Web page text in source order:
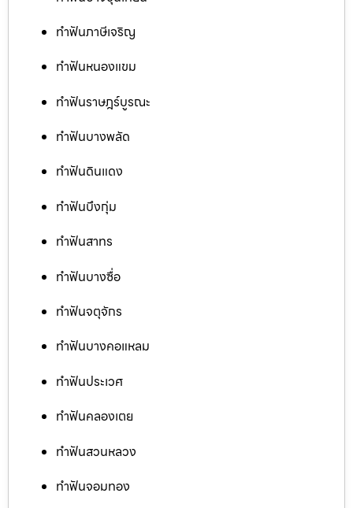
ทำฟันภาษีเจริญ
ทำฟันหนองแขม
ทำฟันราษฎร์บูรณะ
ทำฟันบางพลัด
ทำฟันดินแดง
ทำฟันบึงกุ่ม
ทำฟันสาทร
ทำฟันบางซื่อ
ทำฟันจตุจักร
ทำฟันบางคอแหลม
ทำฟันประเวศ
ทำฟันคลองเตย
ทำฟันสวนหลวง
ทำฟันจอมทอง